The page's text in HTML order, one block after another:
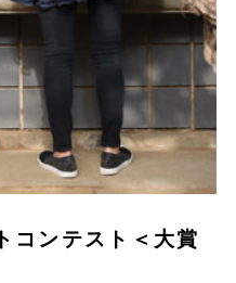
コンテスト＜大賞